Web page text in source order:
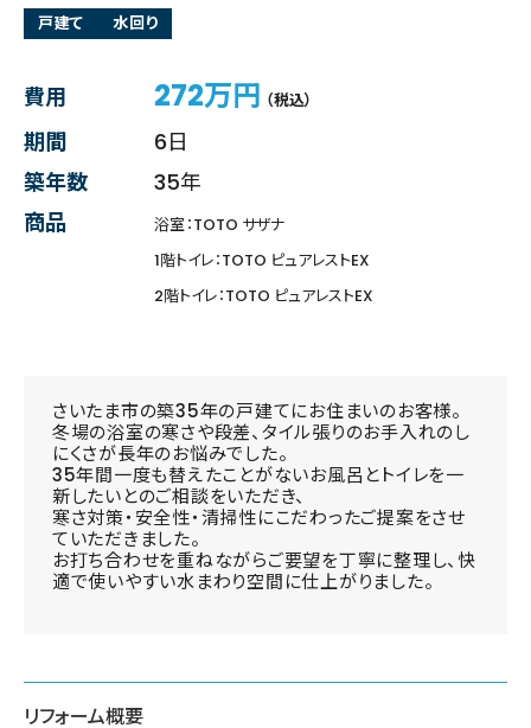
戸建て 水回り
費用 272万円 （税込）
期間
6日
築年数
35年
商品
浴室：TOTO サザナ
1階トイレ：TOTO ピュアレストEX
2階トイレ：TOTO ピュアレストEX
さいたま市の築35年の戸建てにお住まいのお客様。
冬場の浴室の寒さや段差、タイル張りのお手入れのし
にくさが長年のお悩みでした。
35年間一度も替えたことがないお風呂とトイレを一
新したいとのご相談をいただき、
寒さ対策・安全性・清掃性にこだわったご提案をさせ
ていただきました。
お打ち合わせを重ねながらご要望を丁寧に整理し、快
適で使いやすい水まわり空間に仕上がりました。
リフォーム概要